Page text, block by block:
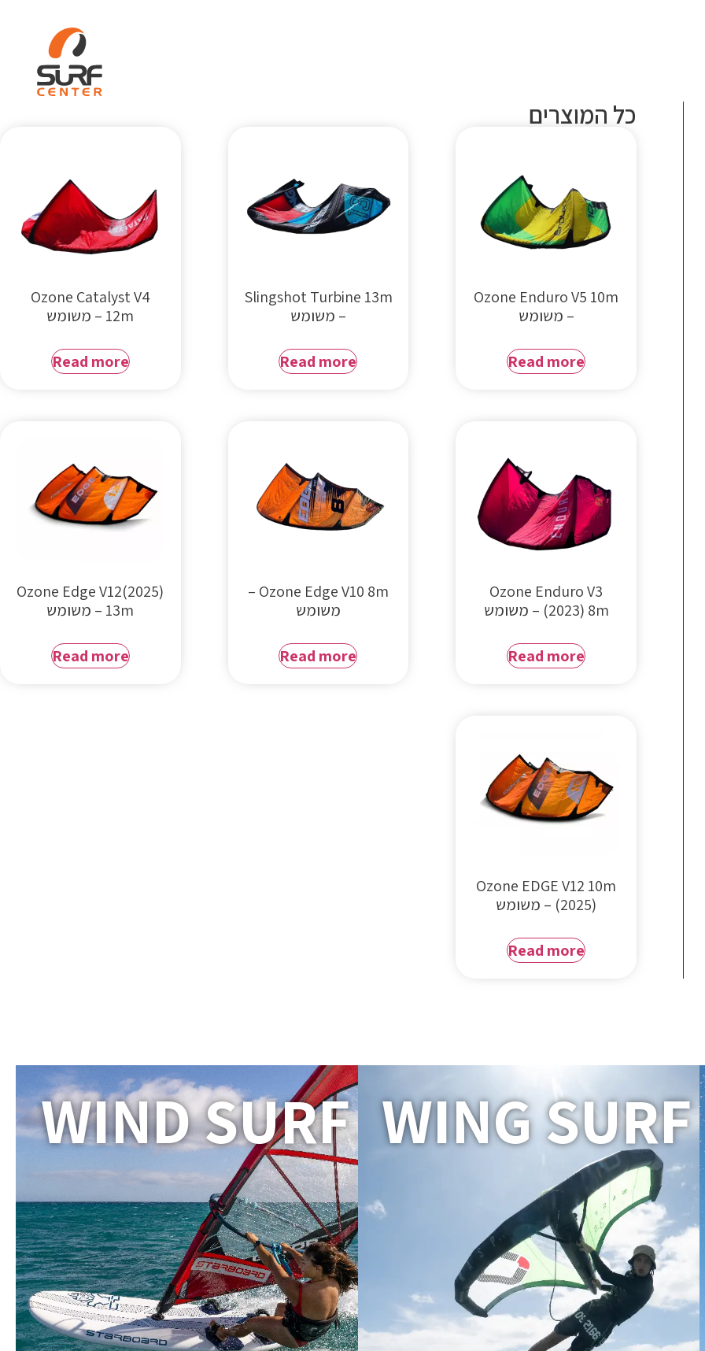
WING SURF
WIND SURF
ביגוד ואביזרים קורסים
כל המוצרים
Ozone Enduro V5 10m
– משומש
Read more
Slingshot Turbine 13m
– משומש
Read more
Ozone Catalyst V4
12m – משומש
Read more
Ozone Enduro V3
(2023) 8m – משומש
Read more
Ozone Edge V10 8m –
משומש
Read more
Ozone Edge V12(2025)
13m – משומש
Read more
Ozone EDGE V12 10m
(2025) – משומש
Read more
WING SURF
WIND SURF